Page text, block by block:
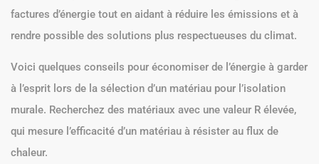
factures d’énergie tout en aidant à réduire les émissions et à
rendre possible des solutions plus respectueuses du climat.
Voici quelques conseils pour économiser de l’énergie à garder
à l’esprit lors de la sélection d’un matériau pour l’isolation
murale. Recherchez des matériaux avec une valeur R élevée,
qui mesure l’efficacité d’un matériau à résister au flux de
chaleur.